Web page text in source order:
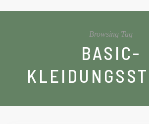
Browsing Tag
BASIC-